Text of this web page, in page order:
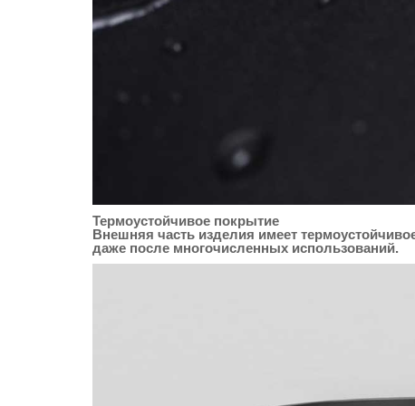
Термоустойчивое покрытие
Внешняя часть изделия имеет
даже после многочисленных использований.